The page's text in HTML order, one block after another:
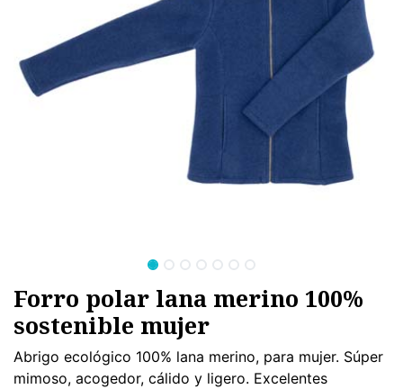
Forro polar lana merino 100%
sostenible mujer
Abrigo ecológico 100% lana merino, para mujer. Súper
mimoso, acogedor, cálido y ligero. Excelentes